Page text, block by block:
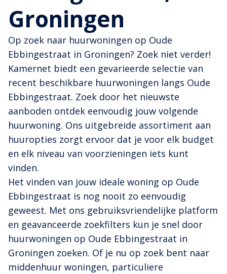
Groningen
Op zoek naar huurwoningen op Oude
Ebbingestraat in Groningen? Zoek niet verder!
Kamernet biedt een gevarieerde selectie van
recent beschikbare huurwoningen langs Oude
Ebbingestraat. Zoek door het nieuwste
aanboden ontdek eenvoudig jouw volgende
huurwoning. Ons uitgebreide assortiment aan
huuropties zorgt ervoor dat je voor elk budget
en elk niveau van voorzieningen iets kunt
vinden.
Het vinden van jouw ideale woning op Oude
Ebbingestraat is nog nooit zo eenvoudig
geweest. Met ons gebruiksvriendelijke platform
en geavanceerde zoekfilters kun je snel door
huurwoningen op Oude Ebbingestraat in
Groningen zoeken. Of je nu op zoek bent naar
middenhuur woningen, particuliere